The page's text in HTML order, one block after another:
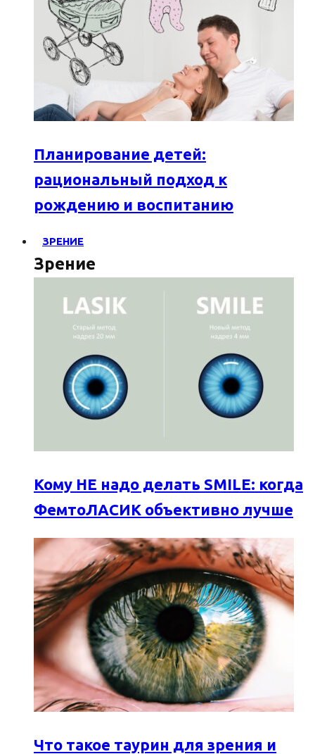
Планирование детей:
рациональный подход к
рождению и воспитанию
ЗРЕНИЕ
Зрение
Кому НЕ надо делать SMILE: когда
ФемтоЛАСИК объективно лучше
Что такое таурин для зрения и